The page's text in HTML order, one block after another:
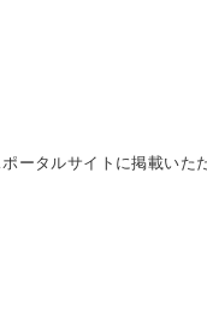
ータルサイトに掲載いた